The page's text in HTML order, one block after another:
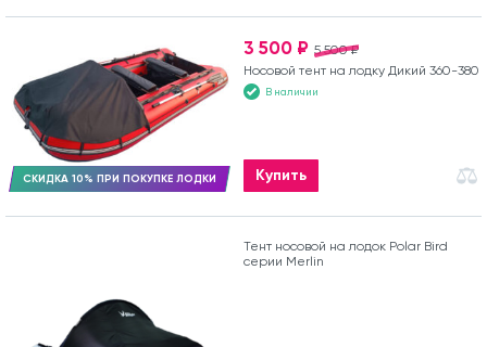
СКИДКА 10% ПРИ ПОКУПКЕ ЛОДКИ
5 500 ₽
3 500 ₽
Носовой тент на лодку Дикий 360-380
В наличии
Купить
Тент носовой на лодок Polar Bird
серии Merlin